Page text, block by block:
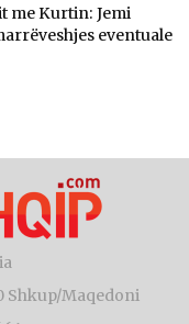
me Kurtin: Jemi
eventuale
Shkup/Maqedoni